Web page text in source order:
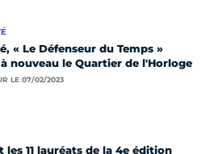
« Le Défenseur du Temps »
nouveau le Quartier de l'Horloge
LE 07/02/2023
les 11 lauréats de la 4e édition